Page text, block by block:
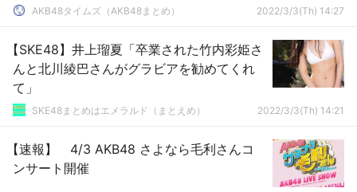
AKB48タイムズ（AKB48まとめ） 2022/3/3(Th) 14:27
【SKE48】井上瑠夏「卒業された竹内彩姫さ
んと北川綾巴さんがグラビアを勧めてくれ
て」
SKE48まとめはエメラルド（まとえめ） 2022/3/3(Th) 14:21
【速報】 4/3 AKB48 さよなら毛利さんコ
ンサート開催